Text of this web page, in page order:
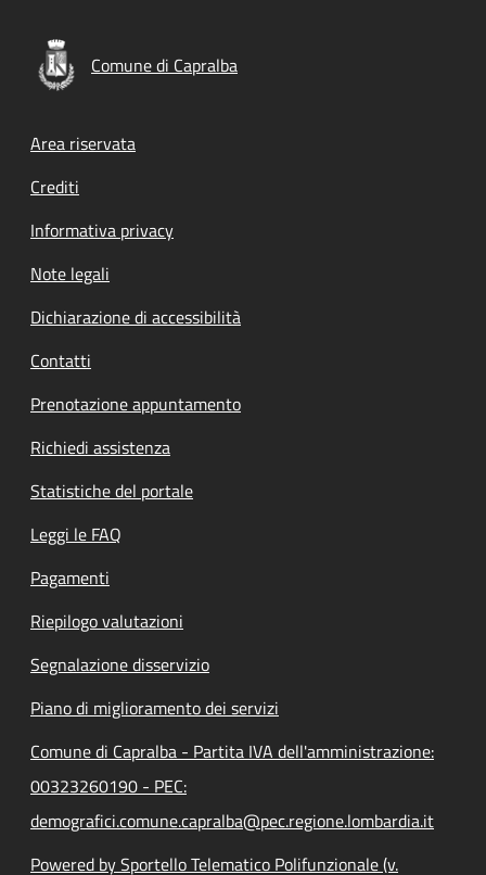
Comune di Capralba
Footer menu
Area riservata
Crediti
Informativa privacy
Note legali
Dichiarazione di accessibilità
Contatti
Prenotazione appuntamento
Richiedi assistenza
Statistiche del portale
Leggi le FAQ
Pagamenti
Riepilogo valutazioni
Segnalazione disservizio
Piano di miglioramento dei servizi
Comune di Capralba - Partita IVA dell'amministrazione:
00323260190 - PEC:
demografici.comune.capralba@pec.regione.lombardia.it
Powered by Sportello Telematico Polifunzionale (v.